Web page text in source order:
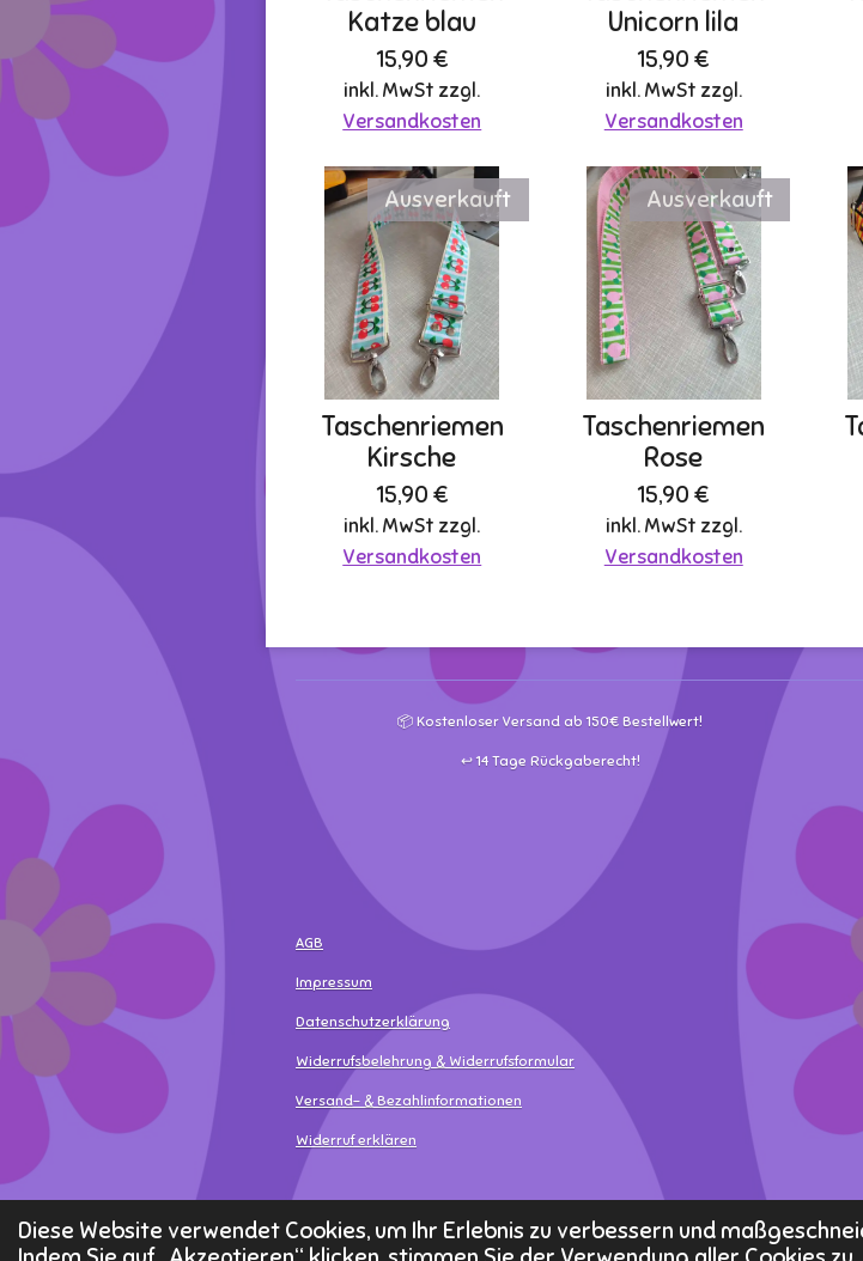
Diese Website verwendet Cookies, um Ihr Erlebnis zu verbessern und
Katze blau
15,90 €
inkl. MwSt zzgl.
Versandkosten
Unicorn lila
15,90 €
inkl. MwSt zzgl.
Versandkosten
Ausverkauft
Taschenriemen
Kirsche
15,90 €
inkl. MwSt zzgl.
Versandkosten
Ausverkauft
Taschenriemen
Rose
15,90 €
inkl. MwSt zzgl.
Versandkosten
📦 Kostenloser Versand ab 150€ Bestellwert!
↩️ 14 Tage Rückgaberecht!
AGB
Impressum
Datenschutzerklärung
Widerrufsbelehrung & Widerrufsformular
Versand- & Bezahlinformationen
Widerruf erklären
© 2025 - 2026 MamaLea